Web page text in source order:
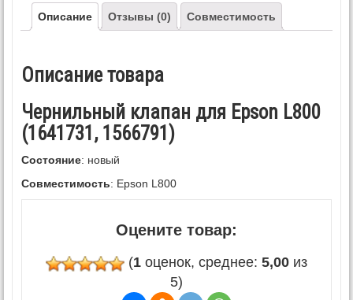
Описание Отзывы (0) Совместимость
Описание товара
Чернильный клапан для Epson L800
(1641731, 1566791)
Состояние: новый
Совместимость: Epson L800
Оцените товар:
(1 оценок, среднее: 5,00 из
5)